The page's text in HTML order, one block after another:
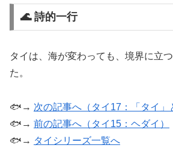
🌊 詩的一行
タイは、海が変わっても、境界に立
た。
🐟→ 次の記事へ（タイ17：「タイ」
🐟→ 前の記事へ（タイ15：ヘダイ）
🐟→ タイシリーズ一覧へ